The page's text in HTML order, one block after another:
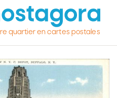
quartier en cartes postales